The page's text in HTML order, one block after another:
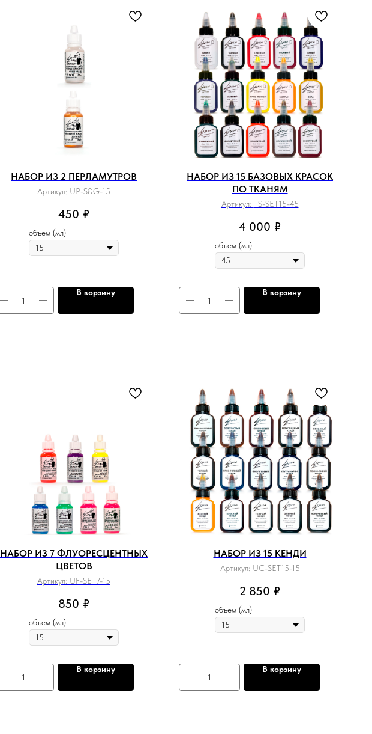
НАБОР ИЗ 2 ПЕРЛАМУТРОВ
Артикул: UP-S&G-15
450 ₽
объем (мл)
В корзину
НАБОР ИЗ 15 БАЗОВЫХ КРАСОК
ПО ТКАНЯМ
Артикул: TS-SET15-45
4 000 ₽
объем (мл)
В корзину
НАБОР ИЗ 7 ФЛУОРЕСЦЕНТНЫХ
ЦВЕТОВ
Артикул: UF-SET7-15
850 ₽
объем (мл)
В корзину
НАБОР ИЗ 15 КЕНДИ
Артикул: UC-SET15-15
2 850 ₽
объем (мл)
В корзину